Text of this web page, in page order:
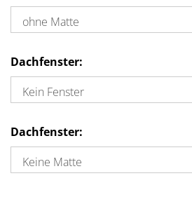
Dachfenster:
Dachfenster: